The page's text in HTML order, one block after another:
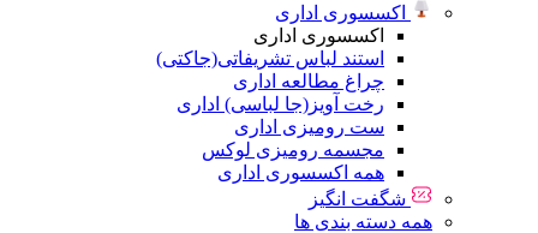
اکسسوری اداری
اکسسوری اداری
استند لباس تشریفاتی(جاکتی)
چراغ مطالعه اداری
رخت آویز(جا لباسی) اداری
ست رومیزی اداری
مجسمه رومیزی لوکس
همه اکسسوری اداری
شگفت انگیز
همه دسته بندی ها